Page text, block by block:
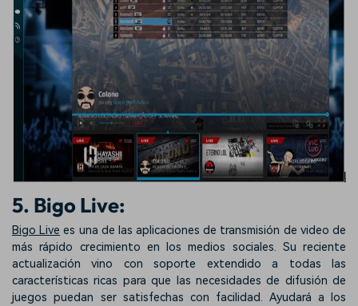
5. Bigo Live:
Bigo Live es una de las aplicaciones de transmisión de video de
más rápido crecimiento en los medios sociales. Su reciente
actualización vino con soporte extendido a todas las
características ricas para que las necesidades de difusión de
juegos puedan ser satisfechas con facilidad. Ayudará a los